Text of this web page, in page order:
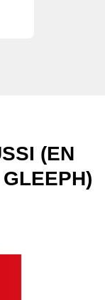
(EN